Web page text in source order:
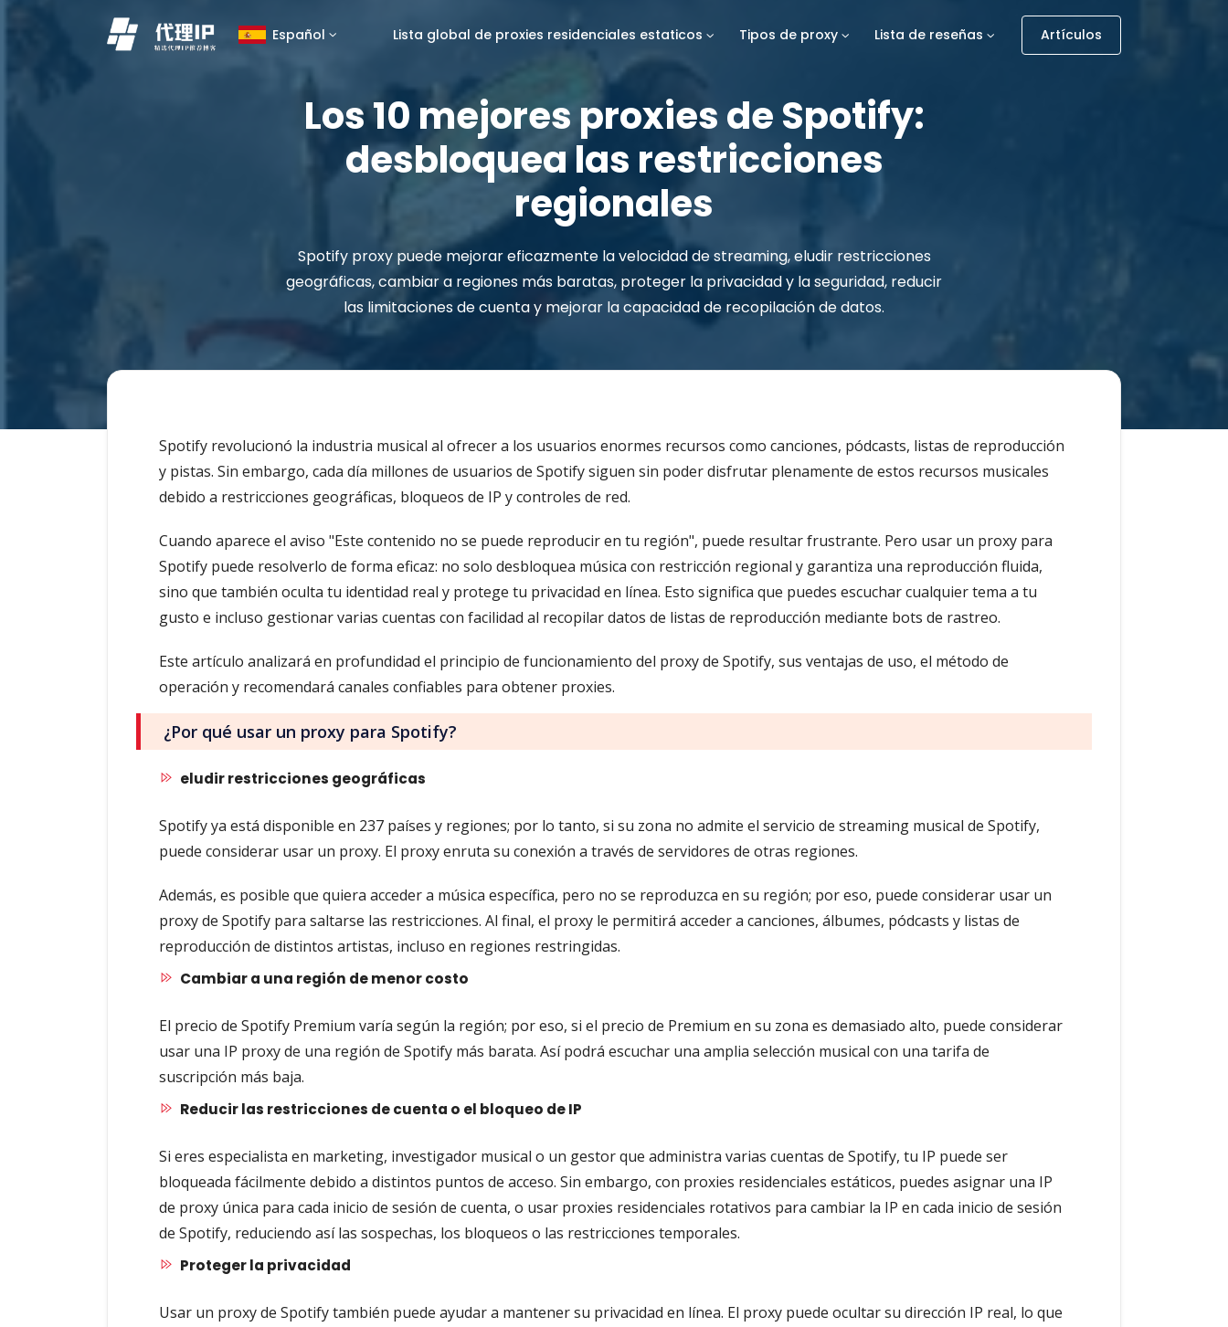
Español Lista global de proxies residenciales estaticos Tipos de proxy Lista de reseñas Artículos
Los 10 mejores proxies de Spotify:
desbloquea las restricciones
regionales
Spotify proxy puede mejorar eficazmente la velocidad de streaming, eludir restricciones
geográficas, cambiar a regiones más baratas, proteger la privacidad y la seguridad, reducir
las limitaciones de cuenta y mejorar la capacidad de recopilación de datos.
Spotify revolucionó la industria musical al ofrecer a los usuarios enormes recursos como canciones, pódcasts, listas de reproducción
y pistas. Sin embargo, cada día millones de usuarios de Spotify siguen sin poder disfrutar plenamente de estos recursos musicales
debido a restricciones geográficas, bloqueos de IP y controles de red.
Cuando aparece el aviso "Este contenido no se puede reproducir en tu región", puede resultar frustrante. Pero usar un proxy para
Spotify puede resolverlo de forma eficaz: no solo desbloquea música con restricción regional y garantiza una reproducción fluida,
sino que también oculta tu identidad real y protege tu privacidad en línea. Esto significa que puedes escuchar cualquier tema a tu
gusto e incluso gestionar varias cuentas con facilidad al recopilar datos de listas de reproducción mediante bots de rastreo.
Este artículo analizará en profundidad el principio de funcionamiento del proxy de Spotify, sus ventajas de uso, el método de
operación y recomendará canales confiables para obtener proxies.
¿Por qué usar un proxy para Spotify?
eludir restricciones geográficas
Spotify ya está disponible en 237 países y regiones; por lo tanto, si su zona no admite el servicio de streaming musical de Spotify,
puede considerar usar un proxy. El proxy enruta su conexión a través de servidores de otras regiones.
Además, es posible que quiera acceder a música específica, pero no se reproduzca en su región; por eso, puede considerar usar un
proxy de Spotify para saltarse las restricciones. Al final, el proxy le permitirá acceder a canciones, álbumes, pódcasts y listas de
reproducción de distintos artistas, incluso en regiones restringidas.
Cambiar a una región de menor costo
El precio de Spotify Premium varía según la región; por eso, si el precio de Premium en su zona es demasiado alto, puede considerar
usar una IP proxy de una región de Spotify más barata. Así podrá escuchar una amplia selección musical con una tarifa de
suscripción más baja.
Reducir las restricciones de cuenta o el bloqueo de IP
Si eres especialista en marketing, investigador musical o un gestor que administra varias cuentas de Spotify, tu IP puede ser
bloqueada fácilmente debido a distintos puntos de acceso. Sin embargo, con proxies residenciales estáticos, puedes asignar una IP
de proxy única para cada inicio de sesión de cuenta, o usar proxies residenciales rotativos para cambiar la IP en cada inicio de sesión
de Spotify, reduciendo así las sospechas, los bloqueos o las restricciones temporales.
Proteger la privacidad
Usar un proxy de Spotify también puede ayudar a mantener su privacidad en línea. El proxy puede ocultar su dirección IP real, lo que